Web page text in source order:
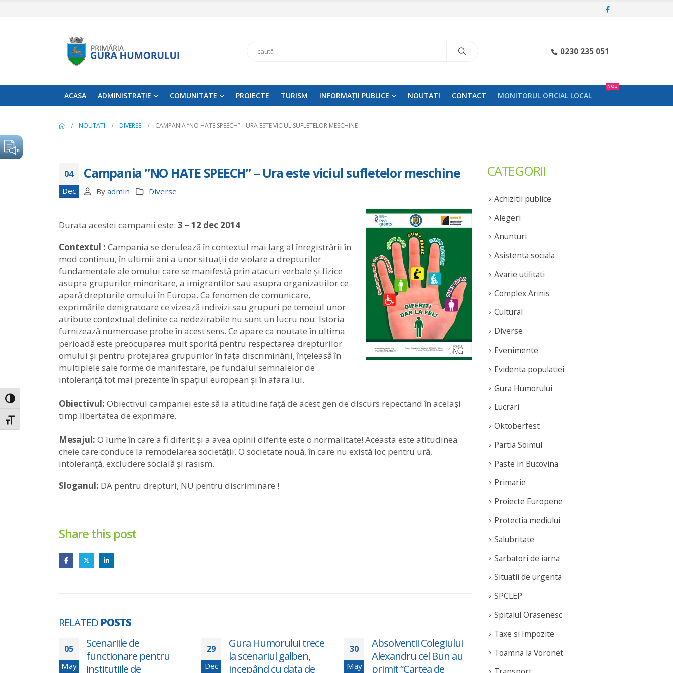
Toggle High Contrast
Toggle Font size
Search 0230 235 051
ACASA ADMINISTRAȚIE COMUNITATE PROIECTE TURISM INFORMAȚII PUBLICE NOUTATI CONTACT MONITORUL OFICIAL LOCAL
NOU
NOUTATI DIVERSE CAMPANIA ”NO HATE SPEECH” – URA ESTE VICIUL SUFLETELOR MESCHINE
04
Dec
Campania ”NO HATE SPEECH” – Ura este viciul sufletelor meschine
By admin Diverse
Durata acestei campanii este: 3 – 12 dec 2014
Contextul : Campania se derulează în contextul mai larg al înregistrării în
mod continuu, în ultimii ani a unor situații de violare a drepturilor
fundamentale ale omului care se manifestă prin atacuri verbale și fizice
asupra grupurilor minoritare, a imigrantilor sau asupra organizatiilor ce
apară drepturile omului în Europa. Ca fenomen de comunicare,
exprimările denigratoare ce vizează indivizi sau grupuri pe temeiul unor
atribute contextual definite ca nedezirabile nu sunt un lucru nou. Istoria
furnizează numeroase probe în acest sens. Ce apare ca noutate în ultima
perioadă este preocuparea mult sporită pentru respectarea drepturilor
omului și pentru protejarea grupurilor în fața discriminării, înțeleasă în
multiplele sale forme de manifestare, pe fundalul semnalelor de
intoleranță tot mai prezente în spațiul european și în afara lui.
Obiectivul: Obiectivul campaniei este să ia atitudine față de acest gen de discurs repectand în același
timp libertatea de exprimare.
Mesajul: O lume în care a fi diferit și a avea opinii diferite este o normalitate! Aceasta este atitudinea
cheie care conduce la remodelarea societății. O societate nouă, în care nu există loc pentru ură,
intoleranță, excludere socială și rasism.
Sloganul: DA pentru drepturi, NU pentru discriminare !
Share this post
RELATED POSTS
05
May
Scenariile de
functionare pentru
institutiile de
29
Dec
Gura Humorului trece
la scenariul galben,
incepând cu data de
30
May
Absolventii Colegiului
Alexandru cel Bun au
primit “Cartea de
10
Aug
Anunt important cu
privire la oficierea
casatoriilor civile
CATEGORII
Achizitii publice
Alegeri
Anunturi
Asistenta sociala
Avarie utilitati
Complex Arinis
Cultural
Diverse
Evenimente
Evidenta populatiei
Gura Humorului
Lucrari
Oktoberfest
Partia Soimul
Paste in Bucovina
Primarie
Proiecte Europene
Protectia mediului
Salubritate
Sarbatori de iarna
Situatii de urgenta
SPCLEP
Spitalul Orasenesc
Taxe si Impozite
Toamna la Voronet